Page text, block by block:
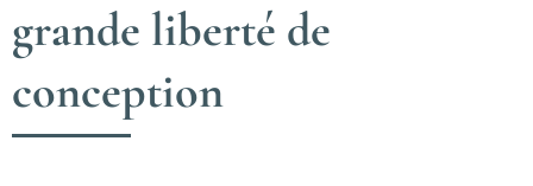
grande liberté de
conception